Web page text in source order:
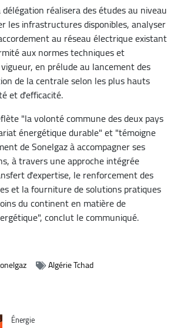
réalisera des études au niveau
les infrastructures disponibles, analyser
au réseau électrique existant
aux normes techniques et
en prélude au lancement des
de la centrale selon les plus hauts
et d'efficacité.
"la volonté commune des deux pays
énergétique durable" et "témoigne
de Sonelgaz à accompagner ses
à travers une approche intégrée
d'expertise, le renforcement des
et la fourniture de solutions pratiques
du continent en matière de
conclut le communiqué.
Algérie Tchad
Catégorie
Énergie